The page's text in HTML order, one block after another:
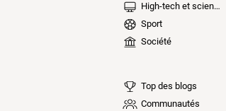
High-tech et sciences
Sport
Société
Top des blogs
Communautés